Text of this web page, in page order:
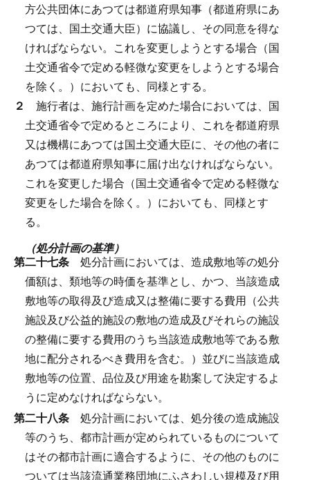
方公共団体にあつては都道府県知事（都道府県にあ
つては、国土交通大臣）に協議し、その同意を得な
ければならない。 これを変更しようとする場合（国
土交通省令で定める軽微な変更をしようとする場合
を除く。）においても、同様とする。
２ 施行者は、施行計画を定めた場合においては、国
土交通省令で定めるところにより、これを都道府県
又は機構にあつては国土交通大臣に、その他の者に
あつては都道府県知事に届け出なければならない。
これを変更した場合（国土交通省令で定める軽微な
変更をした場合を除く。）においても、同様とす
る。
（処分計画の基準）
第二十七条 処分計画においては、造成敷地等の処分
価額は、類地等の時価を基準とし、かつ、当該造成
敷地等の取得及び造成又は整備に要する費用（公共
施設及び公益的施設の敷地の造成及びそれらの施設
の整備に要する費用のうち当該造成敷地等である敷
地に配分されるべき費用を含む。）並びに当該造成
敷地等の位置、品位及び用途を勘案して決定するよ
うに定めなければならない。
第二十八条 処分計画においては、処分後の造成施設
等のうち、都市計画が定められているものについて
はその都市計画に適合するように、その他のものに
ついては当該流通業務団地にふさわしい規模及び用